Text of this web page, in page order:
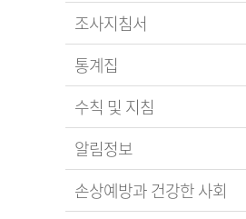
조사지침서
통계집
수칙 및 지침
알림정보
손상예방과 건강한 사회